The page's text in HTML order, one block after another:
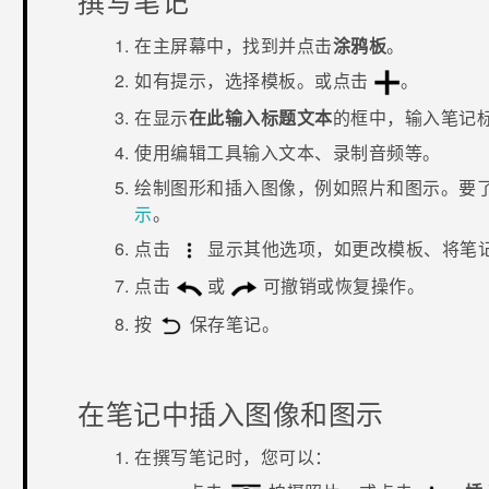
在主屏幕中，找到并点击涂鸦板。
如有提示，选择模板。或点击
。
在显示在此输入标题文本的框中，输入笔记
使用编辑工具输入文本、录制音频等。
绘制图形和插入图像，例如照片和图示。要
示。
点击
显示其他选项，如更改模板、将笔
点击
或
可撤销或恢复操作。
按
保存笔记。
在笔记中插入图像和图示
在撰写笔记时，您可以：